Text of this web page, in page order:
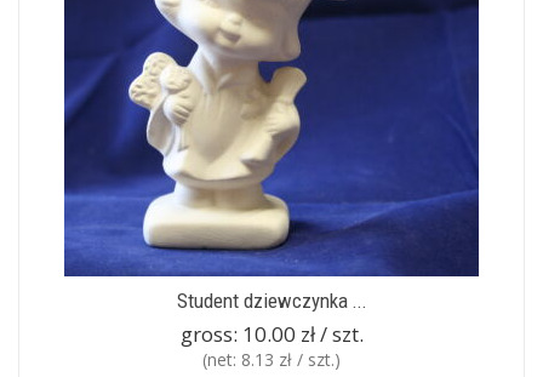
Student dziewczynka ...
gross: 10.00 zł / szt.
(net: 8.13 zł / szt.)